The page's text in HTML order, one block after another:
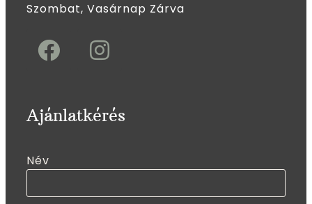
Szombat, Vasárnap Zárva
Ajánlatkérés
Név